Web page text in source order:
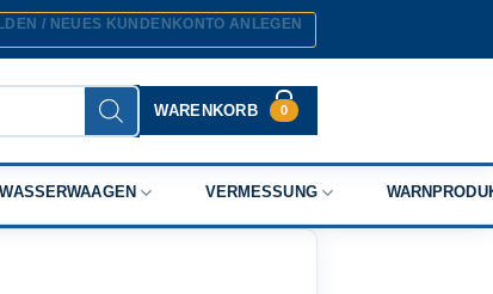
/ NEUES KUNDENKONTO ANLEGEN
WARENKORB 0
WASSERWAAGEN VERMESSUNG